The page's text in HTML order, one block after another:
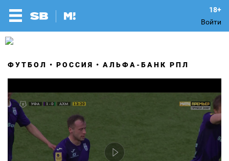
Войти
ФУТБОЛ РОССИЯ АЛЬФА-БАНК РПЛ